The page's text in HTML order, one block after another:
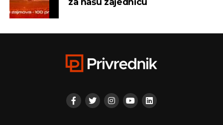
„Prointera“ i „Siriusa”.
REKLAMA